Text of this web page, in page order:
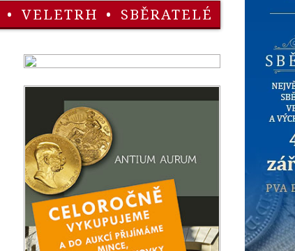
• VELETRH • SBĚRATELÉ